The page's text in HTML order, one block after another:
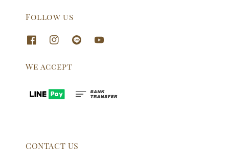
Follow us
We accept
CONTACT US